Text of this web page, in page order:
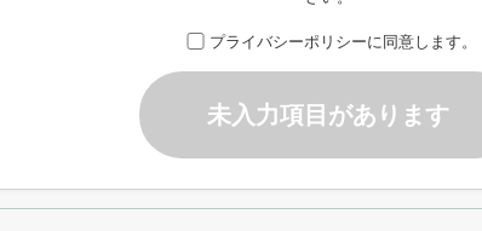
プライバシーポリシーに同意します。
未入力項目があります